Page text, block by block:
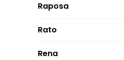
Raposa
Rato
Rena